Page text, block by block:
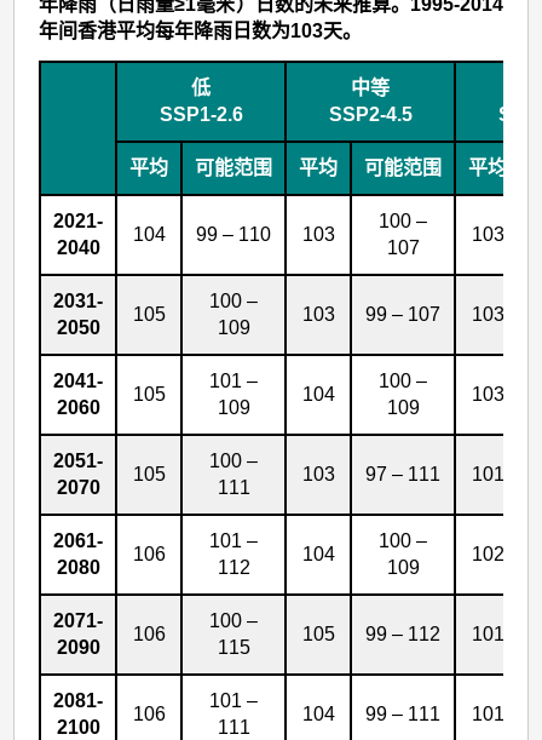
日
数
年降雨（日雨量≥1毫米）日数的未来推算。1995-2014
年间香港平均每年降雨日数为103天。
低
SSP1-2.6
中等
SSP2-4.5
平均 可能范围 平均 可能范围 平均
2021-
2040
104 99 – 110 103
100 –
107
103
2031-
2050
105
100 –
109
103 99 – 107 103
2041-
2060
105
101 –
109
104
100 –
109
103
2051-
2070
105
100 –
111
103 97 – 111 101
2061-
2080
106
101 –
112
104
100 –
109
102
2071-
2090
106
100 –
115
105 99 – 112 101
2081-
2100
106
101 –
111
104 99 – 111 101